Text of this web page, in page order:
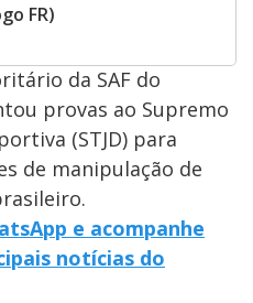
FR)
da SAF do
provas ao Supremo
(STJD) para
de manipulação de
e acompanhe
notícias do